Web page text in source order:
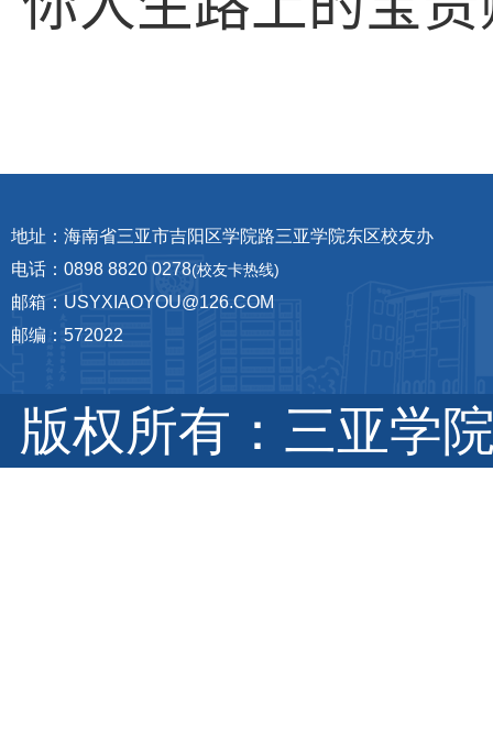
地址：海南省三亚市吉阳区学院路三亚学院东区校友办
电话：0898 8820 0278(校友卡热线)
邮箱：USYXIAOYOU@126.COM
邮编：572022
版权所有：三亚学